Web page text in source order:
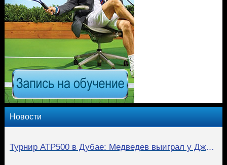
Новости
Турнир ATP500 в Дубае: Медведев выиграл у Джоковича, Рублёв у Зверева